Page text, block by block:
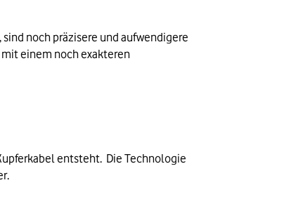
noch präzisere und aufwendigere
einem noch exakteren
entsteht.  Die Technologie